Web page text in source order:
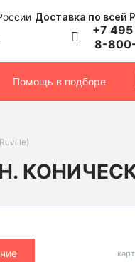
Доставка по всей
+7
8-
Помощь в подборе